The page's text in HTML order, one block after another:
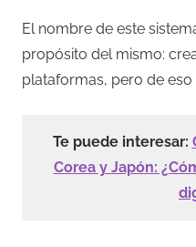
El nombre de este
propósito del mismo:
plataformas, pero de
Te puede interesar:
Corea y Japón: